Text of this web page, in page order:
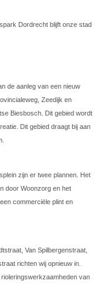
Dordrecht blijft onze stad
de aanleg van een nieuw
Zeedijk en
Biesbosch. Dit gebied wordt
Dit gebied draagt bij aan
zijn er twee plannen. Het
door Woonzorg en het
commerciële plint en
Van Spilbergenstraat,
richten wij opnieuw in.
van